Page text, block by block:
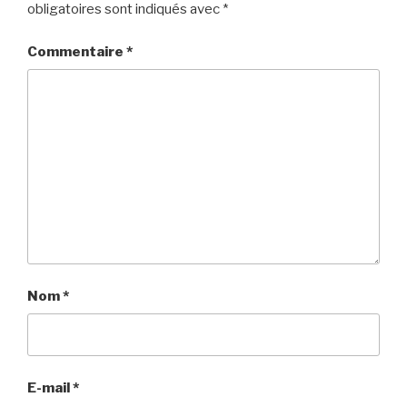
obligatoires sont indiqués avec *
Commentaire *
Nom*
E-mail*